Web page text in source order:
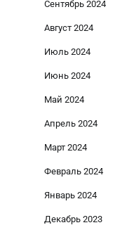
Сентябрь 2024
Август 2024
Июль 2024
Июнь 2024
Май 2024
Апрель 2024
Март 2024
Февраль 2024
Январь 2024
Декабрь 2023